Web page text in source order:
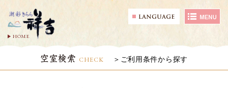
HOME
空室検索 CHECK ご利用条件から探す